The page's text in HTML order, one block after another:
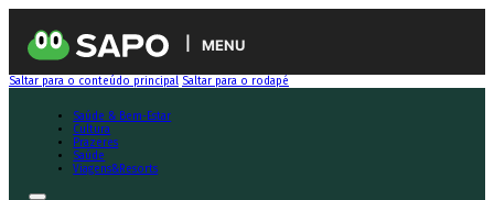
MENU
Saltar para o conteúdo principal Saltar para o rodapé
Saúde & Bem-Estar
Cultura
Prazeres
Saúde
Viagens&Resorts